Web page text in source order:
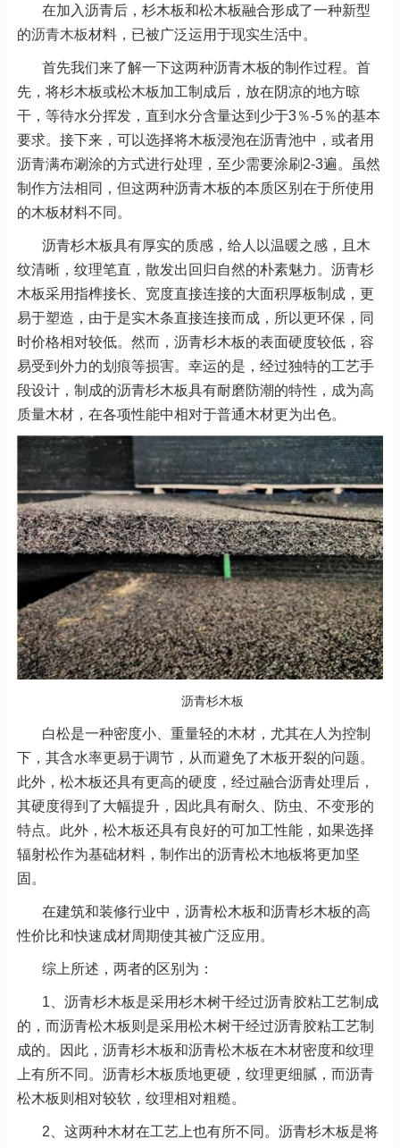
在加入沥青后，杉木板和松木板融合形成了一种新型
的沥青木板材料，已被广泛运用于现实生活中。
首先我们来了解一下这两种沥青木板的制作过程。首
先，将杉木板或松木板加工制成后，放在阴凉的地方晾
干，等待水分挥发，直到水分含量达到少于3％-5％的基本
要求。接下来，可以选择将木板浸泡在沥青池中，或者用
沥青满布涮涂的方式进行处理，至少需要涂刷2-3遍。虽然
制作方法相同，但这两种沥青木板的本质区别在于所使用
的木板材料不同。
沥青杉木板具有厚实的质感，给人以温暖之感，且木
纹清晰，纹理笔直，散发出回归自然的朴素魅力。沥青杉
木板采用指榫接长、宽度直接连接的大面积厚板制成，更
易于塑造，由于是实木条直接连接而成，所以更环保，同
时价格相对较低。然而，沥青杉木板的表面硬度较低，容
易受到外力的划痕等损害。幸运的是，经过独特的工艺手
段设计，制成的沥青杉木板具有耐磨防潮的特性，成为高
质量木材，在各项性能中相对于普通木材更为出色。
沥青杉木板
白松是一种密度小、重量轻的木材，尤其在人为控制
下，其含水率更易于调节，从而避免了木板开裂的问题。
此外，松木板还具有更高的硬度，经过融合沥青处理后，
其硬度得到了大幅提升，因此具有耐久、防虫、不变形的
特点。此外，松木板还具有良好的可加工性能，如果选择
辐射松作为基础材料，制作出的沥青松木地板将更加坚
固。
在建筑和装修行业中，沥青松木板和沥青杉木板的高
性价比和快速成材周期使其被广泛应用。
综上所述，两者的区别为：
1、沥青杉木板是采用杉木树干经过沥青胶粘工艺制成
的，而沥青松木板则是采用松木树干经过沥青胶粘工艺制
成的。因此，沥青杉木板和沥青松木板在木材密度和纹理
上有所不同。沥青杉木板质地更硬，纹理更细腻，而沥青
松木板则相对较软，纹理相对粗糙。
2、这两种木材在工艺上也有所不同。沥青杉木板是将